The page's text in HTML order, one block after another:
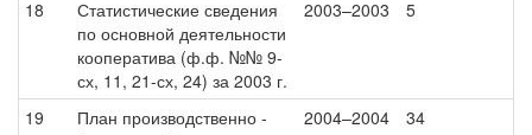
18
Статистические сведения
по основной деятельности
кооператива (ф.ф. №№ 9-
сх, 11, 21-сх, 24) за 2003 г.
2003–2003 5
19
План производственно -
2004–2004 34